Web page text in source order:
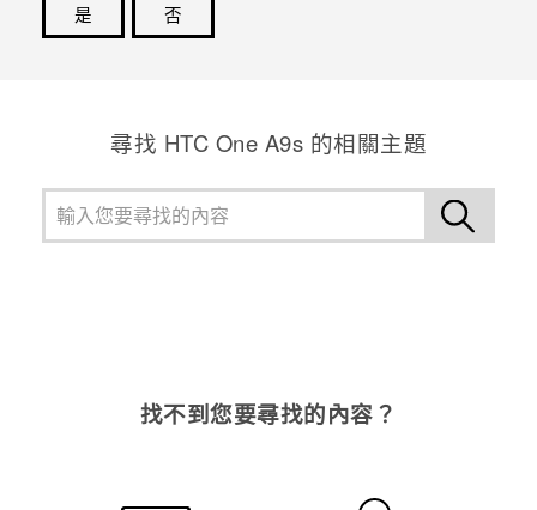
是
否
尋找 HTC One A9s 的相關主題
找不到您要尋找的內容？